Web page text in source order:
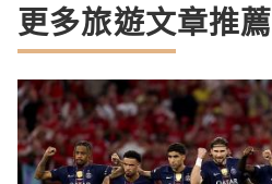
更多旅遊文章推薦